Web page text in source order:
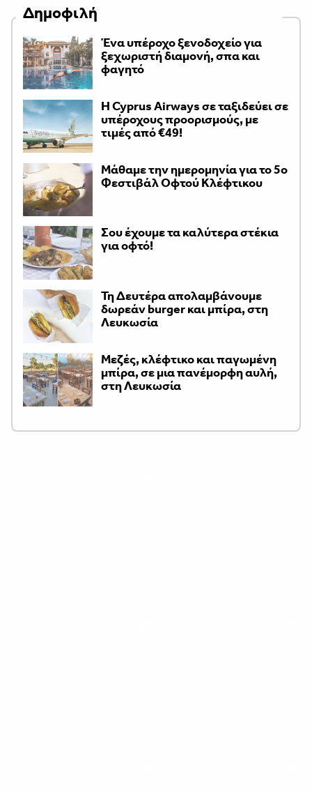
Δημοφιλή
Ένα υπέροχο ξενοδοχείο για
ξεχωριστή διαμονή, σπα και
φαγητό
H Cyprus Airways σε ταξιδεύει σε
υπέροχους προορισμούς, με
τιμές από €49!
Μάθαμε την ημερομηνία για το 5ο
Φεστιβάλ Οφτού Κλέφτικου
Σου έχουμε τα καλύτερα στέκια
για οφτό!
Τη Δευτέρα απολαμβάνουμε
δωρεάν burger και μπίρα, στη
Λευκωσία
Μεζές, κλέφτικο και παγωμένη
μπίρα, σε μια πανέμορφη αυλή,
στη Λευκωσία